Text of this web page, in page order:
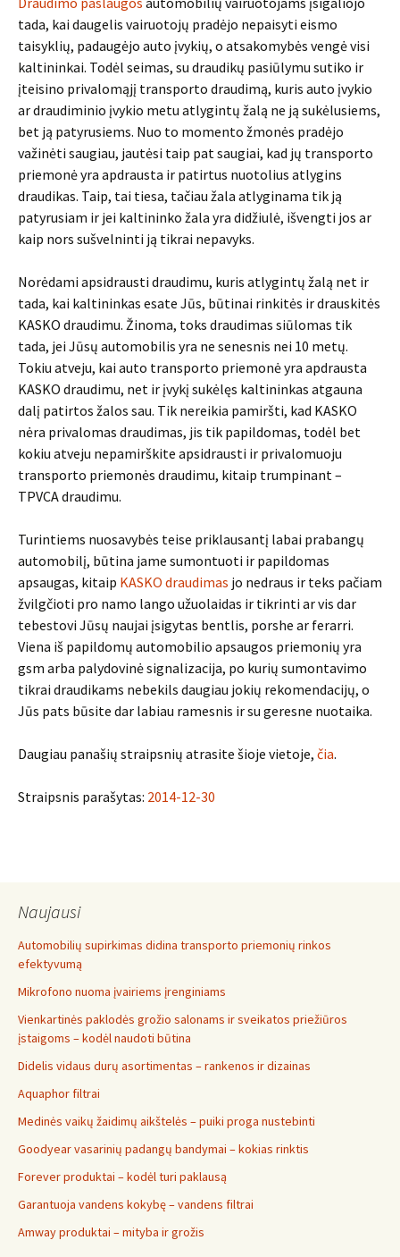
tada, kai daugelis vairuotojų pradėjo nepaisyti eismo
taisyklių, padaugėjo auto įvykių, o atsakomybės vengė visi
kaltininkai. Todėl seimas, su draudikų pasiūlymu sutiko ir
įteisino privalomąjį transporto draudimą, kuris auto įvykio
ar draudiminio įvykio metu atlygintų žalą ne ją sukėlusiems,
bet ją patyrusiems. Nuo to momento žmonės pradėjo
važinėti saugiau, jautėsi taip pat saugiai, kad jų transporto
priemonė yra apdrausta ir patirtus nuotolius atlygins
draudikas. Taip, tai tiesa, tačiau žala atlyginama tik ją
patyrusiam ir jei kaltininko žala yra didžiulė, išvengti jos ar
kaip nors sušvelninti ją tikrai nepavyks.
Norėdami apsidrausti draudimu, kuris atlygintų žalą net ir
tada, kai kaltininkas esate Jūs, būtinai rinkitės ir drauskitės
KASKO draudimu. Žinoma, toks draudimas siūlomas tik
tada, jei Jūsų automobilis yra ne senesnis nei 10 metų.
Tokiu atveju, kai auto transporto priemonė yra apdrausta
KASKO draudimu, net ir įvykį sukėlęs kaltininkas atgauna
dalį patirtos žalos sau. Tik nereikia pamiršti, kad KASKO
nėra privalomas draudimas, jis tik papildomas, todėl bet
kokiu atveju nepamirškite apsidrausti ir privalomuoju
transporto priemonės draudimu, kitaip trumpinant –
TPVCA draudimu.
Turintiems nuosavybės teise priklausantį labai prabangų
automobilį, būtina jame sumontuoti ir papildomas
apsaugas, kitaip KASKO draudimas jo nedraus ir teks pačiam
žvilgčioti pro namo lango užuolaidas ir tikrinti ar vis dar
tebestovi Jūsų naujai įsigytas bentlis, porshe ar ferarri.
Viena iš papildomų automobilio apsaugos priemonių yra
gsm arba palydovinė signalizacija, po kurių sumontavimo
tikrai draudikams nebekils daugiau jokių rekomendacijų, o
Jūs pats būsite dar labiau ramesnis ir su geresne nuotaika.
Daugiau panašių straipsnių atrasite šioje vietoje, čia.
Straipsnis parašytas: 2014-12-30
Naujausi
Automobilių supirkimas didina transporto priemonių rinkos
efektyvumą
Mikrofono nuoma įvairiems įrenginiams
Vienkartinės paklodės grožio salonams ir sveikatos priežiūros
įstaigoms – kodėl naudoti būtina
Didelis vidaus durų asortimentas – rankenos ir dizainas
Aquaphor filtrai
Medinės vaikų žaidimų aikštelės – puiki proga nustebinti
Goodyear vasarinių padangų bandymai – kokias rinktis
Forever produktai – kodėl turi paklausą
Garantuoja vandens kokybę – vandens filtrai
Amway produktai – mityba ir grožis